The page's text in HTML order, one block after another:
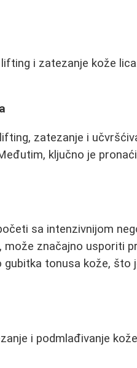
i zatezanje kože
zatezanje i
ključno je
sa intenzivnijom
može značajno usporiti
gubitka tonusa kože, što
i podmlađivanje